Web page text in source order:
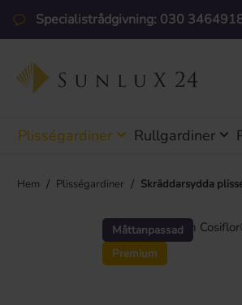
till huvudinnehåll
Hoppa till sökning
Hoppa till huvudnavigering
Specialistrådgivning: 030
Plisségardiner Rullgardiner
Hem / Plisségardiner / Skräddarsydda
Måttanpassad
Premium
Hoppa över bildgalleri